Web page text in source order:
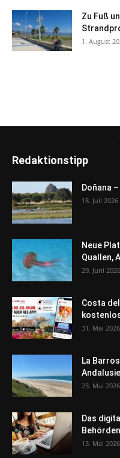
Zu Fuß
1. August
Redaktionstipp
Doñana
18. Juli 2026
Neue
Quallen,
29. Juni 2026
Costa
31. Mai 2026
La
23. Mai 2026
Das
13. Mai 2026